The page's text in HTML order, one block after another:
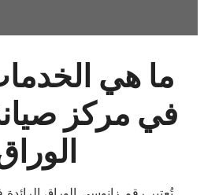
ما هي
في مركز